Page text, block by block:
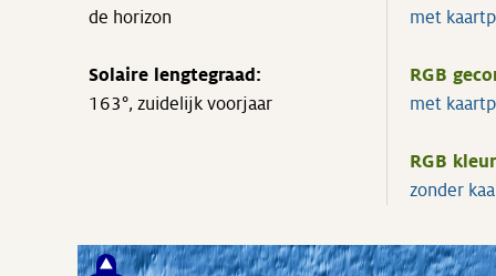
de horizon
Solaire lengtegraad:
163°, zuidelijk voorjaar
met
RGB
met
RGB
zonder